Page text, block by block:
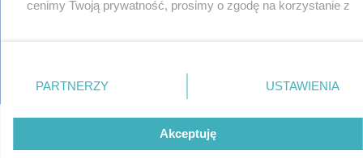
pliki cookies
oferty pracy
© copyright 2000-2026 Ino-online Media
cenimy Twoją prywatność, prosimy o zgodę na korzystanie z
. Niektóre rodzaje przetwarzania
danych nie wymagają zgody użytkownika, ale masz prawo
miały zastosowania tylko na tej witrynie.
PARTNERZY USTAWIENIA
Akceptuję